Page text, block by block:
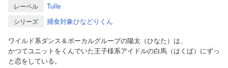
レーベル Tulle
シリーズ
捕食対象ひなどりくん
ワイルド系ダンス＆ボーカルグループの陽太（ひなた）は、
かつてユニットをくんでいた王子様系アイドルの白馬（はくば）にずっ
と恋をしている。